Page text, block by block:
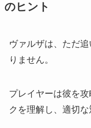
のヒント
ヴァルザは、ただ
りません。
プレイヤーは彼を
クを理解し、適切な